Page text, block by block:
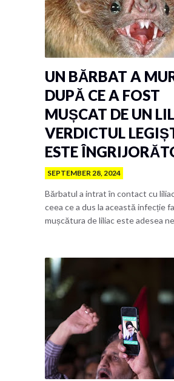
UN BĂRBAT A
DUPĂ CE A FOST
MUȘCAT DE UN
VERDICTUL
ESTE
SEPTEMBER 28, 2024
Bărbatul a intrat în contact cu
ceea ce a dus la această infecție
mușcătura de liliac este adesea